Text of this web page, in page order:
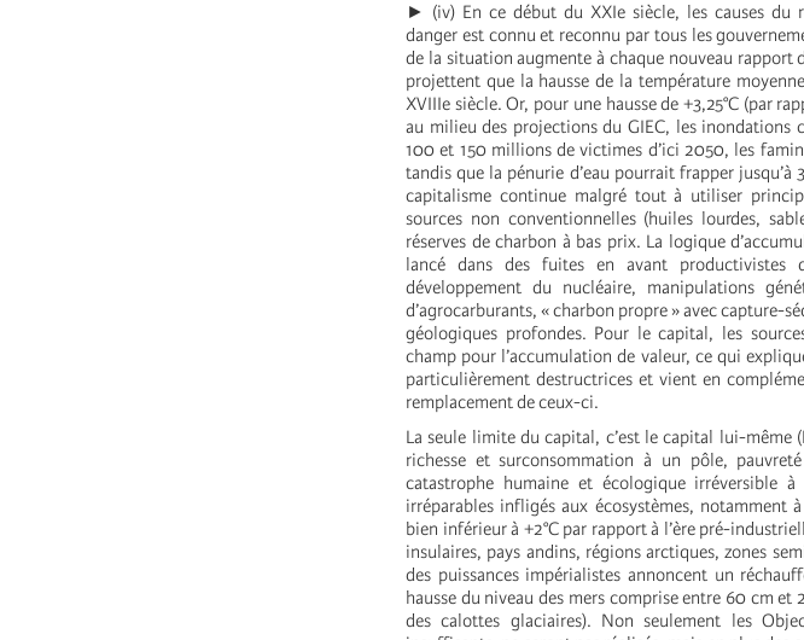
► (iv) En ce début du XXIe siècle, les causes du
danger est connu et reconnu par tous les
de la situation augmente à chaque nouveau
projettent que la hausse de la température
XVIIIe siècle. Or, pour une hausse de +3,25°C (par
au milieu des projections du GIEC, les inondations
100 et 150 millions de victimes d’ici 2050, les
tandis que la pénurie d’eau pourrait frapper
capitalisme continue malgré tout à utiliser
sources non conventionnelles (huiles lourdes,
réserves de charbon à bas prix. La logique
lancé dans des fuites en avant productivistes
développement du nucléaire, manipulations
d’agrocarburants, « charbon propre » avec capture-
géologiques profondes. Pour le capital, les
champ pour l’accumulation de valeur, ce qui
particulièrement destructrices et vient en
remplacement de ceux-ci.
La seule limite du capital, c’est le capital lui-même
richesse et surconsommation à un pôle,
catastrophe humaine et écologique irréversible
irréparables infligés aux écosystèmes,
bien inférieur à +2°C par rapport à l’ère pré-
insulaires, pays andins, régions arctiques, zones
des puissances impérialistes annoncent un
hausse du niveau des mers comprise entre 60 cm
des calottes glaciaires). Non seulement les